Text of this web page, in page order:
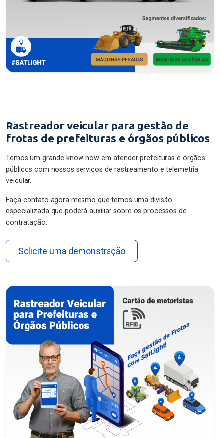
Rastreador veicular para gestão de
frotas de prefeituras e órgãos públicos
Temos um grande know how em atender prefeituras e órgãos
públicos com nossos serviços de rastreamento e telemetria
veicular.
Faça contato agora mesmo que temos uma divisão
especializada que poderá auxiliar sobre os processos de
contratação.
Solicite uma demonstração